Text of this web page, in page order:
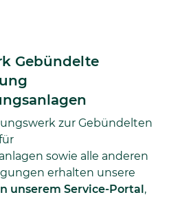
Gebündelte
zur Gebündelten
sowie alle anderen
erhalten unsere
unserem Service-Portal,